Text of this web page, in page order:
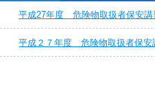
平成27年度 危険物取扱者保安
平成２７年度 危険物取扱者保安